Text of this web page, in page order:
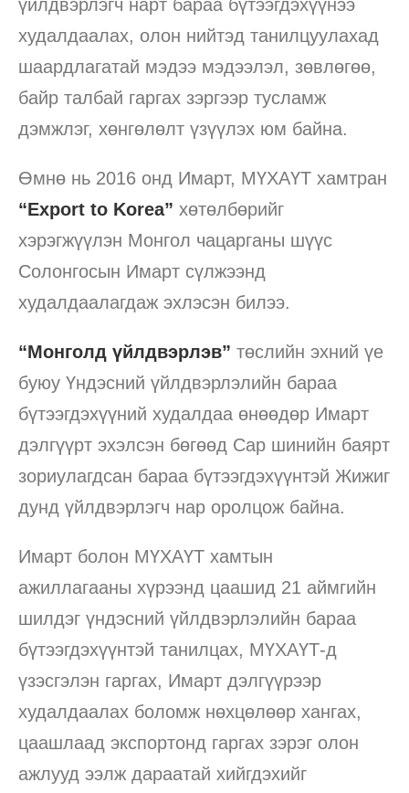
үйлдвэрлэгч нарт бараа бүтээгдэхүүнээ
худалдаалах, олон нийтэд танилцуулахад
шаардлагатай мэдээ мэдээлэл, зөвлөгөө,
байр талбай гаргах зэргээр тусламж
дэмжлэг, хөнгөлөлт үзүүлэх юм байна.
Өмнө нь 2016 онд Имарт, МҮХАҮТ хамтран
“Export to Korea” хөтөлбөрийг
хэрэгжүүлэн Монгол чацарганы шүүс
Солонгосын Имарт сүлжээнд
худалдаалагдаж эхлэсэн билээ.
“Монголд үйлдвэрлэв” төслийн эхний үе
буюу Үндэсний үйлдвэрлэлийн бараа
бүтээгдэхүүний худалдаа өнөөдөр Имарт
дэлгүүрт эхэлсэн бөгөөд Сар шинийн баярт
зориулагдсан бараа бүтээгдэхүүнтэй Жижиг
дунд үйлдвэрлэгч нар оролцож байна.
Имарт болон МҮХАҮТ хамтын
ажиллагааны хүрээнд цаашид 21 аймгийн
шилдэг үндэсний үйлдвэрлэлийн бараа
бүтээгдэхүүнтэй танилцах, МҮХАҮТ-д
үзэсгэлэн гаргах, Имарт дэлгүүрээр
худалдаалах боломж нөхцөлөөр хангах,
цаашлаад экспортонд гаргах зэрэг олон
ажлууд ээлж дараатай хийгдэхийг